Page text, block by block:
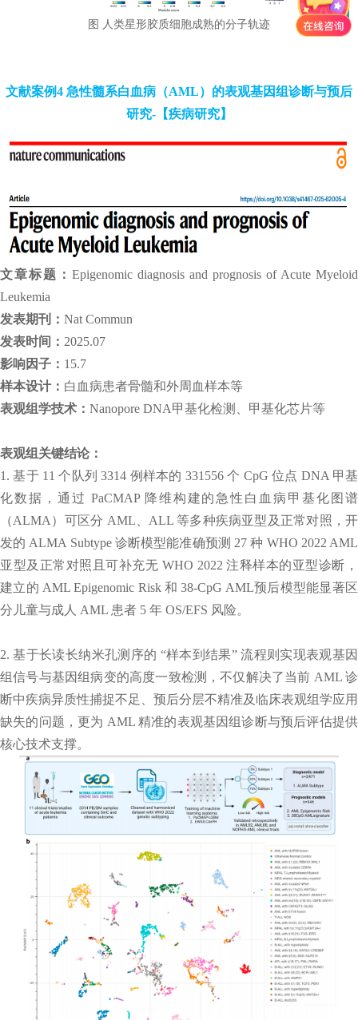
图 人类星形胶质细胞成熟的分子轨迹
文献案例4 急性髓系白血病（AML）的表观基因组诊断与预后
研究-【疾病研究】
文章标题： Epigenomic diagnosis and prognosis of Acute Myeloid
Leukemia
发表期刊： Nat Commun
发表时间： 2025.07
影响因子： 15.7
样本设计： 白血病患者骨髓和外周血样本等
表观组学技术： Nanopore DNA甲基化检测、甲基化芯片等
表观组关键结论：
1. 基于 11 个队列 3314 例样本的 331556 个 CpG 位点 DNA 甲基
化数据，通过 PaCMAP 降维构建的急性白血病甲基化图谱
（ALMA）可区分 AML、ALL 等多种疾病亚型及正常对照，开
发的 ALMA Subtype 诊断模型能准确预测 27 种 WHO 2022 AML
亚型及正常对照且可补充无 WHO 2022 注释样本的亚型诊断，
建立的 AML Epigenomic Risk 和 38-CpG AML预后模型能显著区
分儿童与成人 AML 患者 5 年 OS/EFS 风险。
2. 基于长读长纳米孔测序的 “样本到结果” 流程则实现表观基因
组信号与基因组病变的高度一致检测，不仅解决了当前 AML 诊
断中疾病异质性捕捉不足、预后分层不精准及临床表观组学应用
缺失的问题，更为 AML 精准的表观基因组诊断与预后评估提供
核心技术支撑。